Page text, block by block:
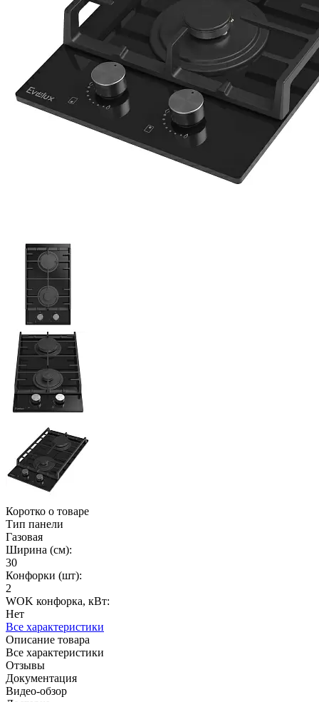
Коротко о товаре
Тип панели
Газовая
Ширина (см):
30
Конфорки (шт):
2
WOK конфорка, кВт:
Нет
Все характеристики
Описание товара
Все характеристики
Отзывы
Документация
Видео-обзор